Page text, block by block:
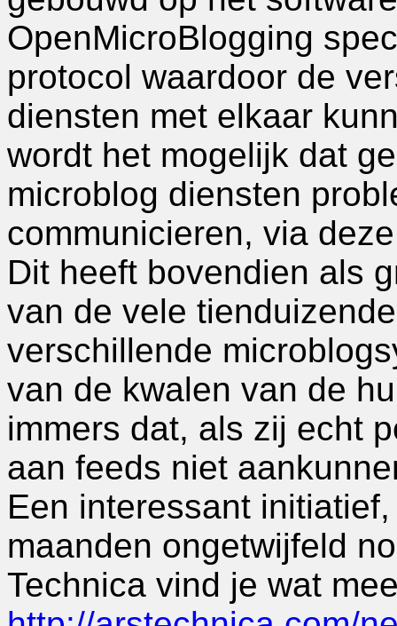
OpenMicroBlogging
protocol waardoor de
diensten met elkaar
wordt het mogelijk dat
microblog diensten
communicieren, via
Dit heeft bovendien als
van de vele
verschillende
van de kwalen van de
immers dat, als zij echt
aan feeds niet
Een interessant
maanden ongetwijfeld
Technica vind je wat